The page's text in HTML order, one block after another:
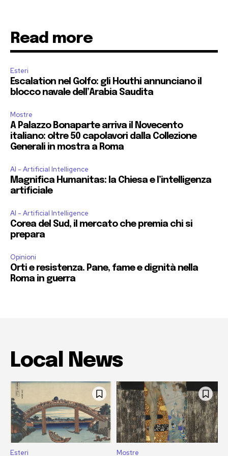
Read more
Esteri
Escalation nel Golfo: gli Houthi annunciano il
blocco navale dell’Arabia Saudita
Mostre
A Palazzo Bonaparte arriva il Novecento
italiano: oltre 50 capolavori dalla Collezione
Generali in mostra a Roma
AI - Artificial Intelligence
Magnifica Humanitas: la Chiesa e l’intelligenza
artificiale
AI - Artificial Intelligence
Corea del Sud, il mercato che premia chi si
prepara
Opinioni
Orti e resistenza. Pane, fame e dignità nella
Roma in guerra
Local News
Esteri Mostre